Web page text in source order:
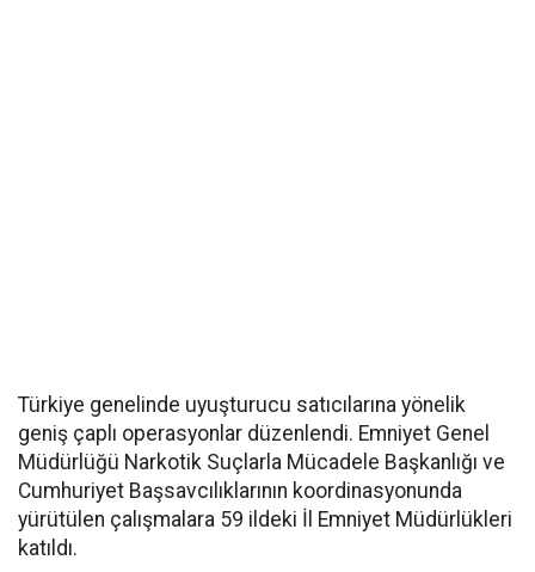
Türkiye genelinde uyuşturucu satıcılarına yönelik
geniş çaplı operasyonlar düzenlendi. Emniyet Genel
Müdürlüğü Narkotik Suçlarla Mücadele Başkanlığı ve
Cumhuriyet Başsavcılıklarının koordinasyonunda
yürütülen çalışmalara 59 ildeki İl Emniyet Müdürlükleri
katıldı.